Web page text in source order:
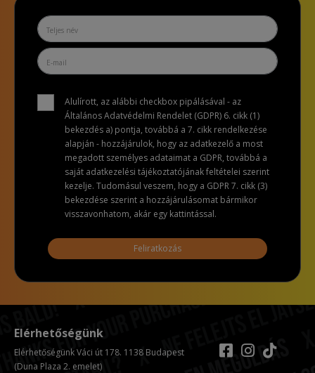
Alulírott, az alábbi checkbox pipálásával - az
Általános Adatvédelmi Rendelet (GDPR) 6. cikk (1)
bekezdés a) pontja, továbbá a 7. cikk rendelkezése
alapján - hozzájárulok, hogy az adatkezelő a most
megadott személyes adataimat a GDPR, továbbá a
saját adatkezelési tájékoztatójának feltételei szerint
kezelje. Tudomásul veszem, hogy a GDPR 7. cikk (3)
bekezdése szerint a hozzájárulásomat bármikor
visszavonhatom, akár egy kattintással.
Feliratkozás
Elérhetőségünk
Elérhetőségünk Váci út 178. 1138 Budapest
(Duna Plaza 2. emelet)